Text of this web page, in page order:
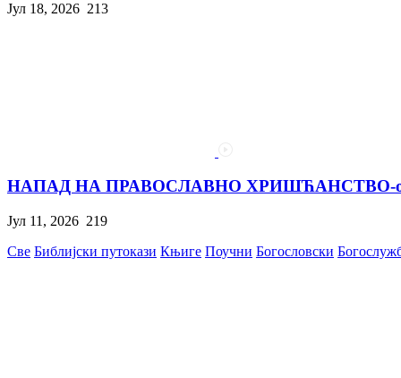
Јул 18, 2026 213
НАПАД НА ПРАВОСЛАВНО ХРИШЋАНСТВО-
Јул 11, 2026 219
Све Библијски путокази Књиге Поучни Богословски